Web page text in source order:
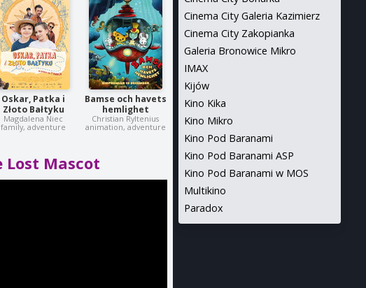
Oskar, Patka i
Złoto Bałtyku
Magdalena Niec
family, adventure
Bamse och havets
hemlighet
Christian Ryltenius
animation, adventure
Lost Mascot
Cinema City Galeria Kazimierz
Cinema City Zakopianka
Galeria Bronowice Mikro
IMAX
Kijów
Kino Kika
Kino Mikro
Kino Pod Baranami
Kino Pod Baranami ASP
Kino Pod Baranami w MOS
Multikino
Paradox